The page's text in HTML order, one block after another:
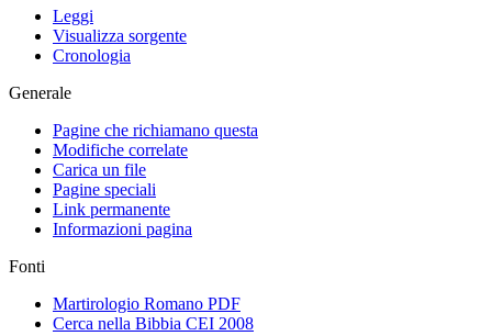
Leggi
Visualizza sorgente
Cronologia
Generale
Pagine che richiamano questa
Modifiche correlate
Carica un file
Pagine speciali
Link permanente
Informazioni pagina
Fonti
Martirologio Romano PDF
Cerca nella Bibbia CEI 2008